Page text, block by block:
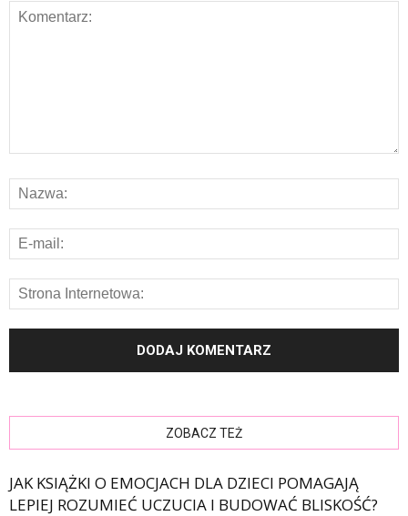
ZOBACZ TEŻ
JAK KSIĄŻKI O EMOCJACH DLA DZIECI POMAGAJĄ
LEPIEJ ROZUMIEĆ UCZUCIA I BUDOWAĆ BLISKOŚĆ?